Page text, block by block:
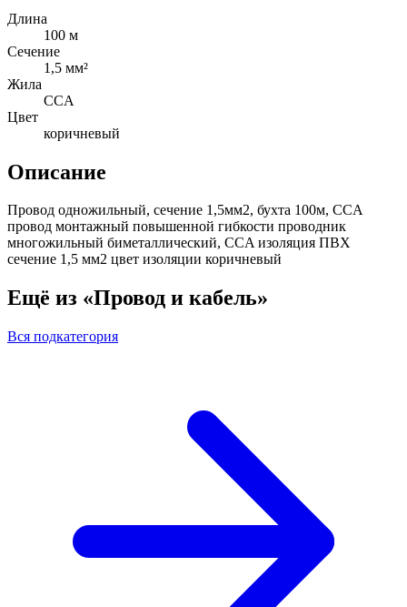
Длина
100 м
Сечение
1,5 мм²
Жила
CCA
Цвет
коричневый
Описание
Провод одножильный, сечение 1,5мм2, бухта 100м, CCA
провод монтажный повышенной гибкости проводник
многожильный биметаллический, CCA изоляция ПВХ
сечение 1,5 мм2 цвет изоляции коричневый
Ещё из «Провод и кабель»
Вся подкатегория